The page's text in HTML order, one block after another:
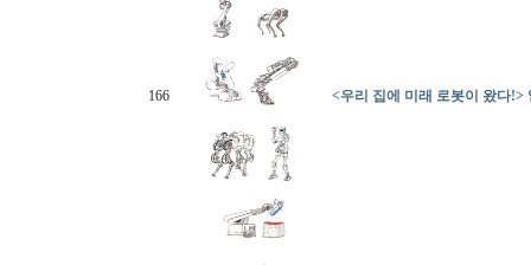
166 <우리 집에 미래 로봇이 왔다!>